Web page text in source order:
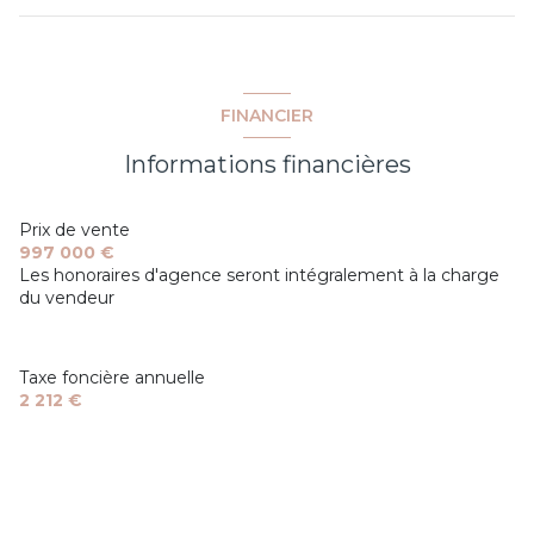
FINANCIER
Informations financières
Prix de vente
997 000 €
Les honoraires d'agence seront intégralement à la charge
du vendeur
Taxe foncière annuelle
2 212 €